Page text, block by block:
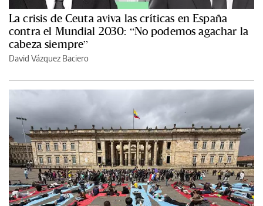
La crisis de Ceuta aviva las críticas en España
contra el Mundial 2030: “No podemos agachar la
cabeza siempre”
David Vázquez Baciero